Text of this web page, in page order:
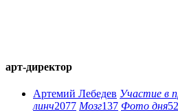
арт-директор
Артемий Лебедев Участие в
линч2077 Мозг137 Фото дня52